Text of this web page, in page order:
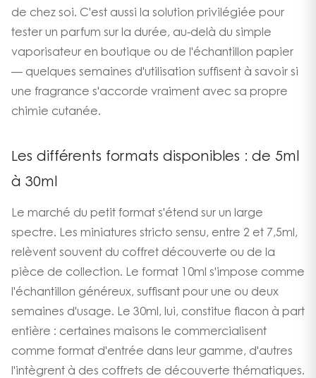
de chez soi. C'est aussi la solution privilégiée pour
tester un parfum sur la durée, au-delà du simple
vaporisateur en boutique ou de l'échantillon papier
— quelques semaines d'utilisation suffisent à savoir si
une fragrance s'accorde vraiment avec sa propre
chimie cutanée.
Les différents formats disponibles : de 5ml
à 30ml
Le marché du petit format s'étend sur un large
spectre. Les miniatures stricto sensu, entre 2 et 7,5ml,
relèvent souvent du coffret découverte ou de la
pièce de collection. Le format 10ml s'impose comme
l'échantillon généreux, suffisant pour une ou deux
semaines d'usage. Le 30ml, lui, constitue flacon à part
entière : certaines maisons le commercialisent
comme format d'entrée dans leur gamme, d'autres
l'intègrent à des coffrets de découverte thématiques.